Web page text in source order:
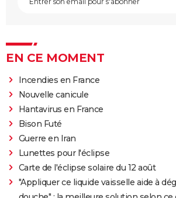
EN CE MOMENT
Incendies en France
Nouvelle canicule
Hantavirus en France
Bison Futé
Guerre en Iran
Lunettes pour l'éclipse
Carte de l'éclipse solaire du 12 août
"Appliquer ce liquide vaisselle aide à